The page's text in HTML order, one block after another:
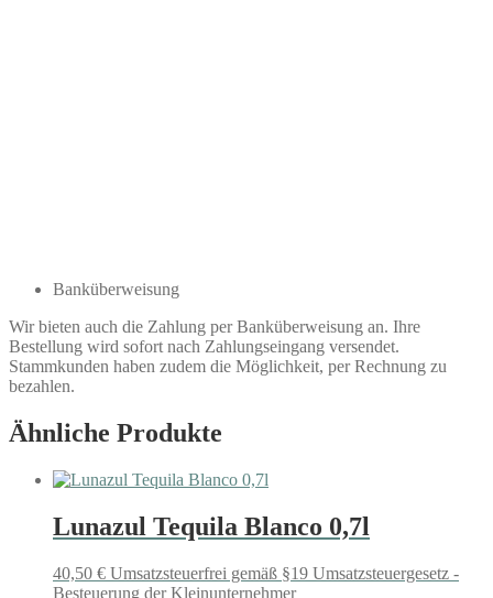
Banküberweisung
Wir bieten auch die Zahlung per Banküberweisung an. Ihre
Bestellung wird sofort nach Zahlungseingang versendet.
Stammkunden haben zudem die Möglichkeit, per Rechnung zu
bezahlen.
Ähnliche Produkte
Lunazul Tequila Blanco 0,7l
40,50 € Umsatzsteuerfrei gemäß §19 Umsatzsteuergesetz -
Besteuerung der Kleinunternehmer